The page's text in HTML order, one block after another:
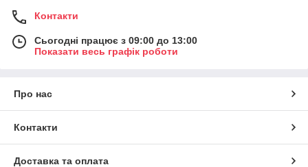
Контакти
Сьогодні працює з 09:00 до 13:00
Показати весь графік роботи
Про нас
Контакти
Доставка та оплата